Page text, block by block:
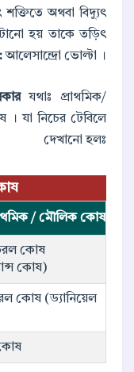
শক্তিতে অথবা বিদ্যুৎ
হয় তাকে তড়িৎ
আলেসান্দ্রো ভোল্টা ।
যথাঃ প্রাথমিক/
যা নিচের টেবিলে
দেখানো হলঃ
/ মৌলিক কোষ
কোষ
কোষ)
কোষ (ড্যানিয়েল